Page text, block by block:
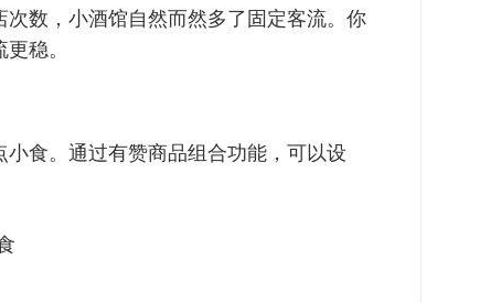
数，小酒馆自然而然多了固定客流。你
稳。
食。通过有赞商品组合功能，可以设